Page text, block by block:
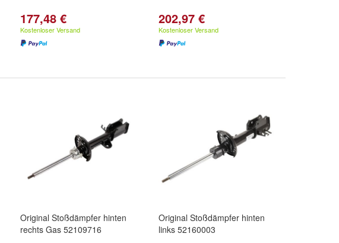
177,48 €
Kostenloser Versand
202,97 €
Kostenloser Versand
Original Stoßdämpfer hinten
rechts Gas 52109716
Original Stoßdämpfer hinten
links 52160003